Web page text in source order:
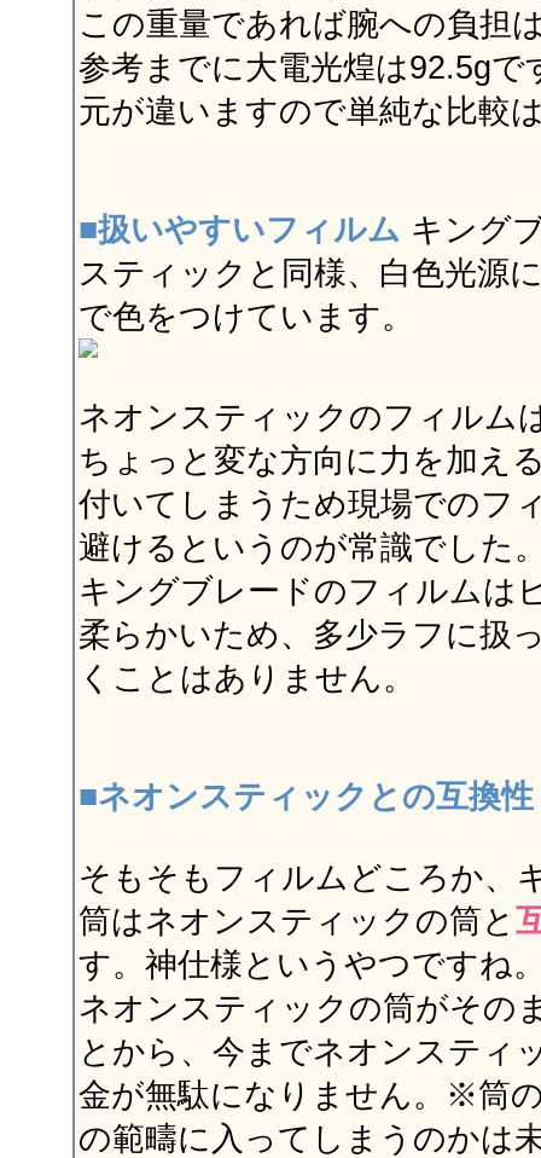
この重量であれば腕への負担
参考までに大電光煌は92.5gで
元が違いますので単純な比較
■扱いやすいフィルム キング
スティックと同様、白色光源
で色をつけています。
ネオンスティックのフィルム
ちょっと変な方向に力を加え
付いてしまうため現場でのフ
避けるというのが常識でした
キングブレードのフィルムは
柔らかいため、多少ラフに扱
くことはありません。
■ネオンスティックとの互換性
そもそもフィルムどころか、
筒はネオンスティックの筒と
す。神仕様というやつですね
ネオンスティックの筒がその
とから、今までネオンスティ
金が無駄になりません。※筒
の範疇に入ってしまうのかは